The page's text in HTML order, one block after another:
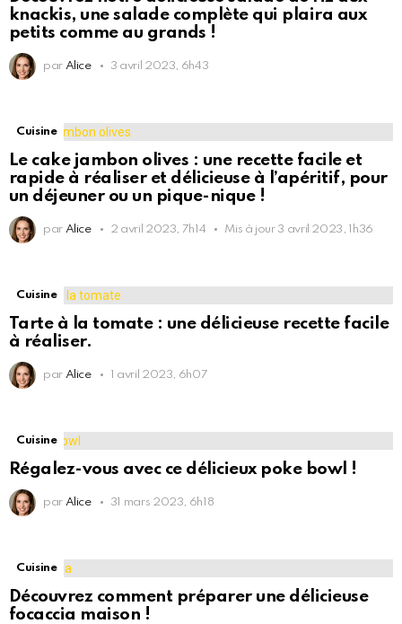
knackis, une salade complète qui plaira aux
petits comme au grands !
par Alice 3 avril 2023, 6h43
Cuisine
Le cake jambon olives : une recette facile et
rapide à réaliser et délicieuse à l’apéritif, pour
un déjeuner ou un pique-nique !
par Alice 2 avril 2023, 7h14 Mis à jour 3 avril 2023, 1h36
Cuisine
Tarte à la tomate : une délicieuse recette facile
à réaliser.
par Alice 1 avril 2023, 6h07
Cuisine
Régalez-vous avec ce délicieux poke bowl !
par Alice 31 mars 2023, 6h18
Cuisine
Découvrez comment préparer une délicieuse
focaccia maison !